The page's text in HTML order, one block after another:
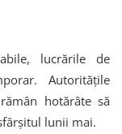
lucrările de
Autoritățile
hotărâte să
lunii mai.